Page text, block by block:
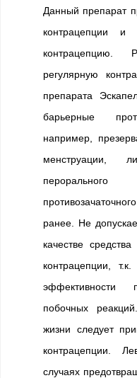
Данный препарат
контрацепции и
контрацепцию.
регулярную
препарата
барьерные
например,
менструации,
ранее. Не
качестве
контрацепции,
побочных
жизни следует
контрацепции.
случаях